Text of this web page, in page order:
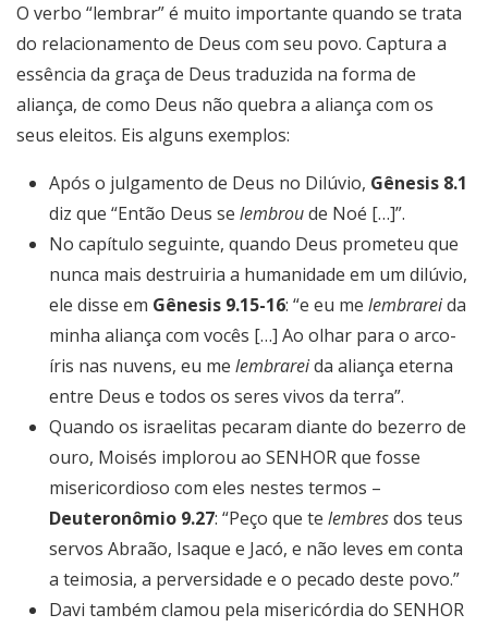
O verbo “lembrar” é muito importante quando se trata
do relacionamento de Deus com seu povo. Captura a
essência da graça de Deus traduzida na forma de
aliança, de como Deus não quebra a aliança com os
seus eleitos. Eis alguns exemplos:
Após o julgamento de Deus no Dilúvio, Gênesis 8.1
diz que “Então Deus se lembroude Noé […]”.
No capítulo seguinte, quando Deus prometeu que
nunca mais destruiria a humanidade em um dilúvio,
ele disse em Gênesis 9.15-16: “e eu me lembrareida
minha aliança com vocês […] Ao olhar para o arco-
íris nas nuvens, eu me lembrareida aliança eterna
entre Deus e todos os seres vivos da terra”.
Quando os israelitas pecaram diante do bezerro de
ouro, Moisés implorou ao SENHOR que fosse
misericordioso com eles nestes termos –
Deuteronômio 9.27: “Peço que te lembresdos teus
servos Abraão, Isaque e Jacó, e não leves em conta
a teimosia, a perversidade e o pecado deste povo.”
Davi também clamou pela misericórdia do SENHOR